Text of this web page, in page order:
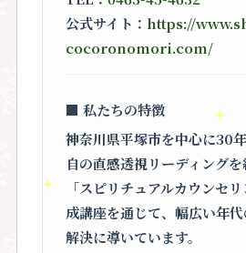
公式サイト： https://
cocoronomori.com/
■ 私たちの特徴
神奈川県平塚市を中心に30
自の直感透視リーディング
「スピリチュアルカウンセリ
成講座を通じて、幅広い年
解決に導いています。